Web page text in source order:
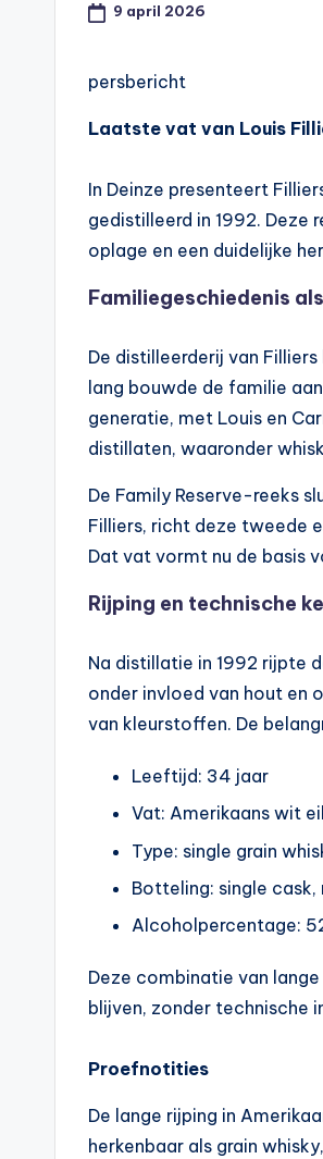
9 april 2026
persbericht
Laatste vat van Louis
In Deinze presenteert
gedistilleerd in 1992. Deze
oplage en een duidelijke
Familiegeschiedenis
De distilleerderij van
lang bouwde de familie
generatie, met Louis en
distillaten, waaronder
De Family Reserve-reeks
Filliers, richt deze tweede
Dat vat vormt nu de basis
Rijping en technische
Na distillatie in 1992 rijpte
onder invloed van hout en
van kleurstoffen. De
Leeftijd: 34 jaar
Vat: Amerikaans wit
Type: single grain
Botteling: single cask,
Alcoholpercentage:
Deze combinatie van
blijven, zonder technische
Proefnotities
De lange rijping in
herkenbaar als grain